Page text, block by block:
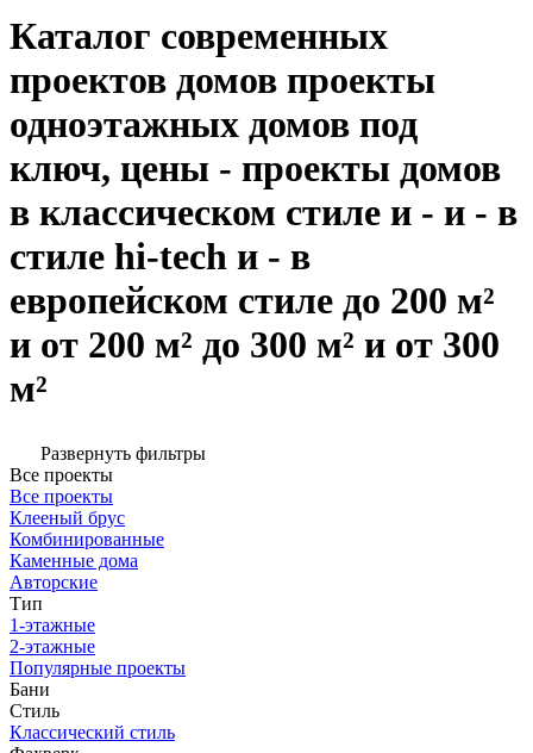
Каталог современных
проектов домов проекты
одноэтажных домов под
ключ, цены - проекты домов
в классическом стиле и - и - в
стиле hi-tech и - в
европейском стиле до 200 м²
и от 200 м² до 300 м² и от 300
м²
Развернуть фильтры
Все проекты
Все проекты
Клееный брус
Комбинированные
Каменные дома
Авторские
Тип
1-этажные
2-этажные
Популярные проекты
Бани
Стиль
Классический стиль